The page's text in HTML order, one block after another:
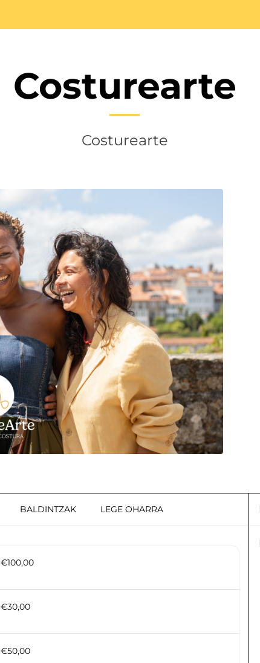
Costurearte
Costurearte
BALDINTZAK LEGE OHARRA
€100,00
€30,00
€50,00